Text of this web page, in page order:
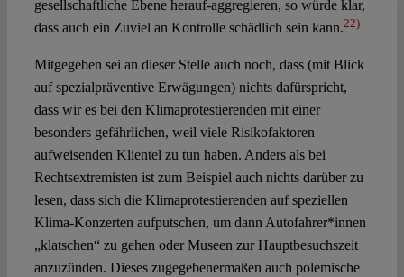
gesellschaftliche Ebene herauf-aggregieren, so würde klar,
dass auch ein Zuviel an Kontrolle schädlich sein kann.22)
Mitgegeben sei an dieser Stelle auch noch, dass (mit Blick
auf spezialpräventive Erwägungen) nichts dafürspricht,
dass wir es bei den Klimaprotestierenden mit einer
besonders gefährlichen, weil viele Risikofaktoren
aufweisenden Klientel zu tun haben. Anders als bei
Rechtsextremisten ist zum Beispiel auch nichts darüber zu
lesen, dass sich die Klimaprotestierenden auf speziellen
Klima-Konzerten aufputschen, um dann Autofahrer*innen
„klatschen“ zu gehen oder Museen zur Hauptbesuchszeit
anzuzünden. Dieses zugegebenermaßen auch polemische